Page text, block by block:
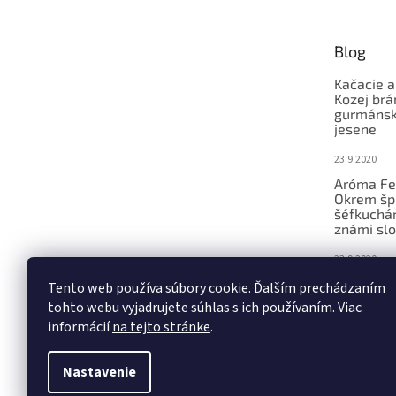
Tento web používa súbory cookie. Ďalším prechádzaním
tohto webu vyjadrujete súhlas s ich používaním. Viac
informáciína tejto stránke.
Nastavenie
Blog
Kačacie
Kozej
jesene
23.9.2020
Aróma
Okrem
známi
23.9.2020